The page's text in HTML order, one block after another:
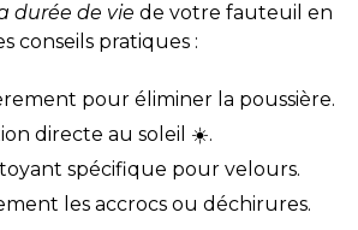
durée de vie de votre fauteuil en
conseils pratiques :
pour éliminer la poussière.
directe au soleil ☀️.
spécifique pour velours.
les accrocs ou déchirures.